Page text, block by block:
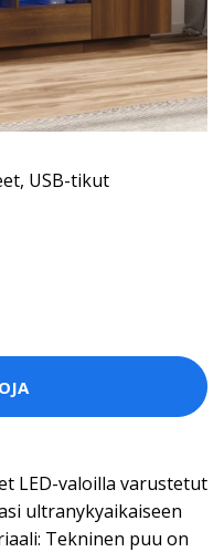
, USB-tikut
LED-valoilla varustetut
ultranykyaikaiseen
Tekninen puu on